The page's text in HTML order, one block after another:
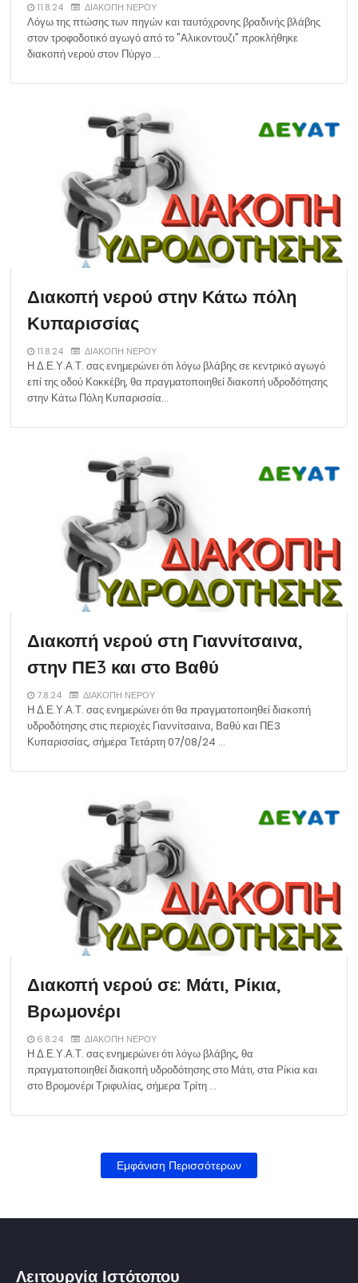
11.8.24 ΔΙΑΚΟΠΗ ΝΕΡΟΥ
Λόγω της πτώσης των πηγών και ταυτόχρονης βραδινής βλάβης
στον τροφοδοτικό αγωγό από το "Αλικοντουζι" προκλήθηκε
διακοπή νερού στον Πύργο …
Διακοπή νερού στην Κάτω πόλη
Κυπαρισσίας
11.8.24 ΔΙΑΚΟΠΗ ΝΕΡΟΥ
Η Δ.Ε.Υ.Α.Τ. σας ενημερώνει ότι λόγω βλάβης σε κεντρικό αγωγό
επί της οδού Κοκκέβη, θα πραγματοποιηθεί διακοπή υδροδότησης
στην Κάτω Πόλη Κυπαρισσία…
Διακοπή νερού στη Γιαννίτσαινα,
στην ΠΕ3 και στο Βαθύ
7.8.24 ΔΙΑΚΟΠΗ ΝΕΡΟΥ
Η Δ.Ε.Υ.Α.Τ. σας ενημερώνει ότι θα πραγματοποιηθεί διακοπή
υδροδότησης στις περιοχές Γιαννίτσαινα, Βαθύ και ΠΕ3
Κυπαρισσίας, σήμερα Τετάρτη 07/08/24 …
Διακοπή νερού σε: Μάτι, Ρίκια,
Βρωμονέρι
6.8.24 ΔΙΑΚΟΠΗ ΝΕΡΟΥ
Η Δ.Ε.Υ.Α.Τ. σας ενημερώνει ότι λόγω βλάβης, θα
πραγματοποιηθεί διακοπή υδροδότησης στο Μάτι, στα Ρίκια και
στο Βρομονέρι Τριφυλίας, σήμερα Τρίτη …
Εμφάνιση Περισσότερων
Λειτουργία Ιστότοπου